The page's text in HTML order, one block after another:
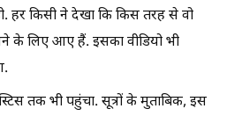
हर किसी ने देखा कि किस तरह से वो
के लिए आए हैं. इसका वीडियो भी
तक भी पहुंचा. सूत्रों के मुताबिक, इस